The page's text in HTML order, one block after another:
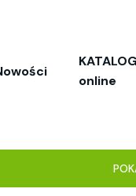
online